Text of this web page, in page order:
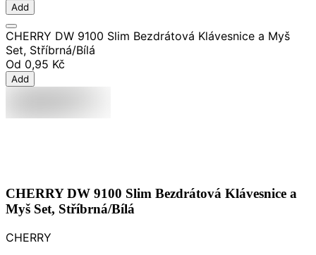
Add
CHERRY DW 9100 Slim Bezdrátová Klávesnice a Myš
Set, Stříbrná/Bílá
Od 0,95 Kč
Add
CHERRY DW 9100 Slim Bezdrátová Klávesnice a
Myš Set, Stříbrná/Bílá
CHERRY